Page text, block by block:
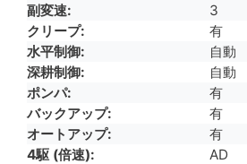
副変速
3
クリープ
有
水平制御
自動
深耕制御
自動
ポンパ
有
バックアップ
有
オートアップ
有
4駆 (倍速)
AD